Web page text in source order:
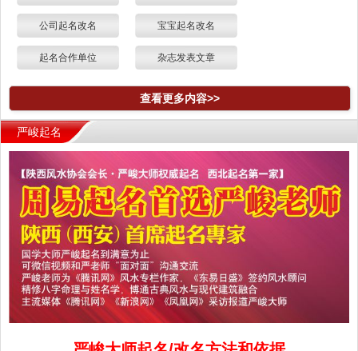
公司起名改名 宝宝起名改名
起名合作单位 杂志发表文章
查看更多内容>>
严峻起名